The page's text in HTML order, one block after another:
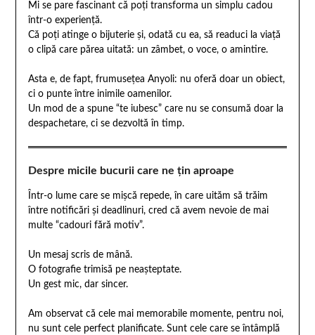
Mi se pare fascinant că poți transforma un simplu cadou
într-o experiență.
Că poți atinge o bijuterie și, odată cu ea, să readuci la viață
o clipă care părea uitată: un zâmbet, o voce, o amintire.
Asta e, de fapt, frumusețea Anyoli: nu oferă doar un obiect,
ci o punte între inimile oamenilor.
Un mod de a spune “te iubesc” care nu se consumă doar la
despachetare, ci se dezvoltă în timp.
Despre micile bucurii care ne țin aproape
Într-o lume care se mișcă repede, în care uităm să trăim
între notificări și deadlinuri, cred că avem nevoie de mai
multe “cadouri fără motiv”.
Un mesaj scris de mână.
O fotografie trimisă pe neașteptate.
Un gest mic, dar sincer.
Am observat că cele mai memorabile momente, pentru noi,
nu sunt cele perfect planificate. Sunt cele care se întâmplă